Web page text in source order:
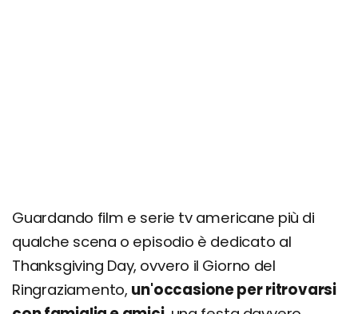
Guardando film e serie tv americane più di
qualche scena o episodio è dedicato al
Thanksgiving Day, ovvero il Giorno del
Ringraziamento, un'occasione per ritrovarsi